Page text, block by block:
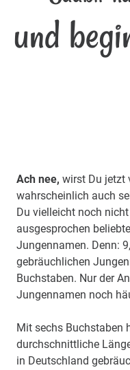
und
Ach nee, wirst Du jetzt
wahrscheinlich auch
Du vielleicht noch
ausgesprochen
Jungennamen. Denn:
gebräuchlichen
Buchstaben. Nur der
Jungennamen noch
Mit sechs Buchstaben
durchschnittliche
in Deutschland